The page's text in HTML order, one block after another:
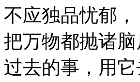
不应独品忧郁，
把万物都抛诸脑
过去的事，用